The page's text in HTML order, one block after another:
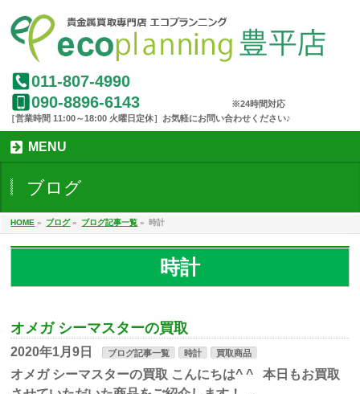
011-807-4990
090-8896-6143
MENU
ブログ
HOME » ブログ» ブログ記事一覧 » 時計
時計
オメガ シーマスターの買取
2020年1月9日 ブログ記事一覧 時計 買取商品
オメガ シーマスターの買取 こんにちは^ ^ 本日もお買取